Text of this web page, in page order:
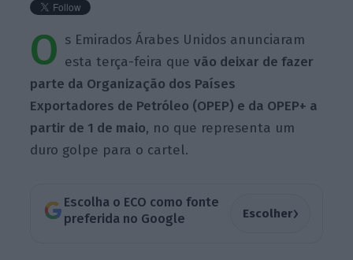
O s Emirados Árabes Unidos anunciaram
esta terça-feira quevão deixar de fazer
parte da Organização dos Países
Exportadores de Petróleo (OPEP) e da OPEP+ a
partir de 1 de maio, no que representa um
duro golpe para o cartel.
Escolha o ECO como fonte
preferida no Google
Escolher›